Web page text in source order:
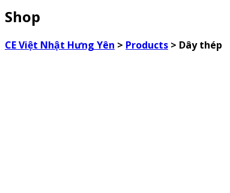
Shop
CE Việt Nhật Hưng Yên > Products > Dây thép